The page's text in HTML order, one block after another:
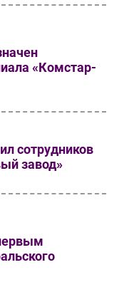
«Комстар-
сотрудников
завод»